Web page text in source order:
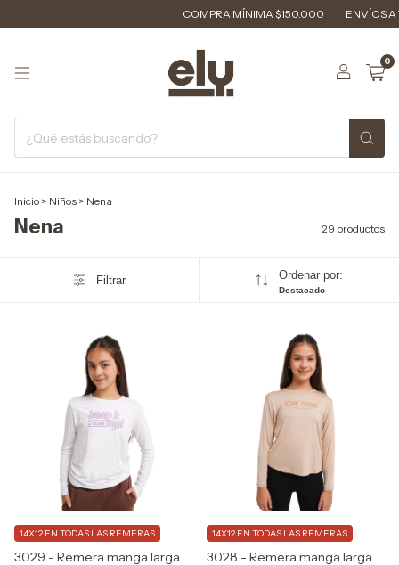
COMPRA MÍNIMA $150.000 ENVÍOS A TODO
0
Inicio > Niños > Nena
Nena 29 productos
Filtrar Ordenar por:
Destacado
3029 - Remera manga larga
14X12 EN TODAS LAS REMERAS
3028 - Remera manga larga
14X12 EN TODAS LAS REMERAS